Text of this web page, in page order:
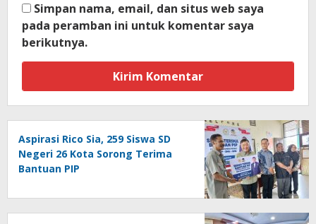
Simpan nama, email, dan situs web saya
pada peramban ini untuk komentar saya
berikutnya.
Aspirasi Rico Sia, 259 Siswa SD
Negeri 26 Kota Sorong Terima
Bantuan PIP